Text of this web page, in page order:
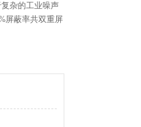
复杂的工业噪声
屏蔽率共双重屏